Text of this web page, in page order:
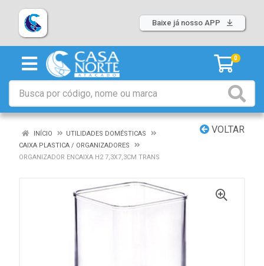
Baixe já nosso APP
0
VOLTAR
INÍCIO
UTILIDADES DOMÉSTICAS
CAIXA PLASTICA / ORGANIZADORES
ORGANIZADOR ENCAIXA H2 7,3X7,3CM TRANS